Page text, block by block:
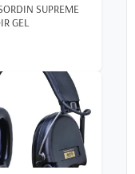
SUPREME
GEL